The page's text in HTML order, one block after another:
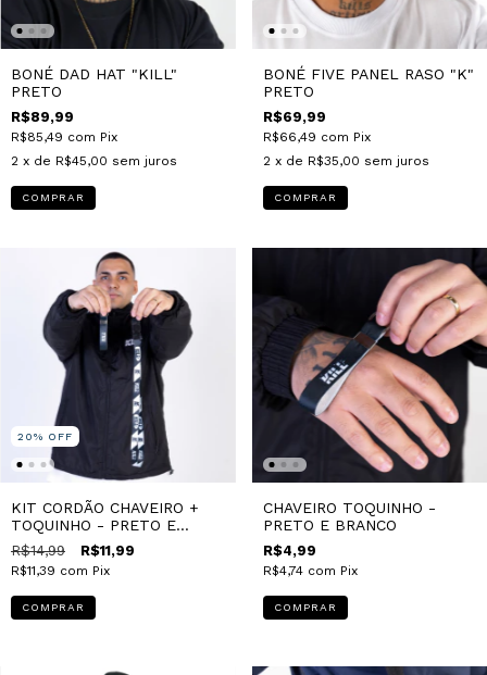
BONÉ DAD HAT "KILL"
PRETO
R$89,99
R$85,49 com Pix
2 x de R$45,00 sem juros
COMPRAR
BONÉ FIVE PANEL RASO "K"
PRETO
R$69,99
R$66,49 com Pix
2 x de R$35,00 sem juros
COMPRAR
20% OFF
KIT CORDÃO CHAVEIRO +
TOQUINHO - PRETO E
BRANCO
R$14,99 R$11,99
R$11,39 com Pix
CHAVEIRO TOQUINHO -
PRETO E BRANCO
R$4,99
R$4,74 com Pix